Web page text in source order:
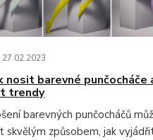
27.02.2023
nosit barevné punčocháče
trendy
barevných punčocháčů
skvělým způsobem, jak